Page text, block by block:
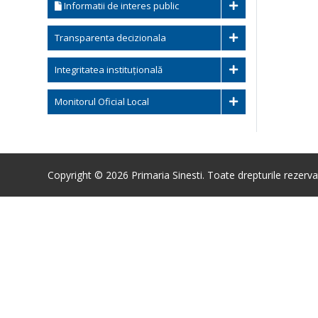
Informatii de interes public
Transparenta decizionala
Integritatea instituțională
Monitorul Oficial Local
Copyright © 2026 Primaria Sinesti. Toate drepturile